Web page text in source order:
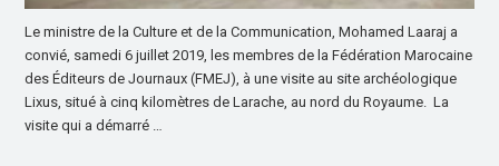
Le ministre de la Culture et de la Communication, Mohamed Laaraj a
convié, samedi 6 juillet 2019, les membres de la Fédération Marocaine
des Éditeurs de Journaux (FMEJ), à une visite au site archéologique
Lixus, situé à cinq kilomètres de Larache, au nord du Royaume. La
visite qui a démarré …